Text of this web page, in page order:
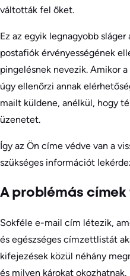
váltották fel őket.
Ez az egyik legnagyobb sláger
postafiók érvényességének
pingelésnek nevezik. Amikor
úgy ellenőrzi annak
mailt küldene, anélkül, hogy
üzenetet.
Így az Ön címe védve van a
szükséges információt
A problémás
Sokféle e-mail cím létezik,
és egészséges címzettlistát
kifejezések közül néhány
és milyen károkat okozhatnak.